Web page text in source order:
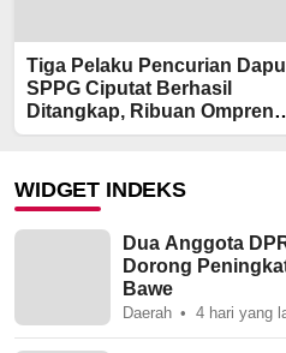
Tiga Pelaku Pencurian
SPPG Ciputat Berhasil
Ditangkap, Ribuan Ompreng
Jadi Sasaran Pencurian
WIDGET INDEKS
Dua Anggota
Dorong
Bawe
Daerah 4 hari yang